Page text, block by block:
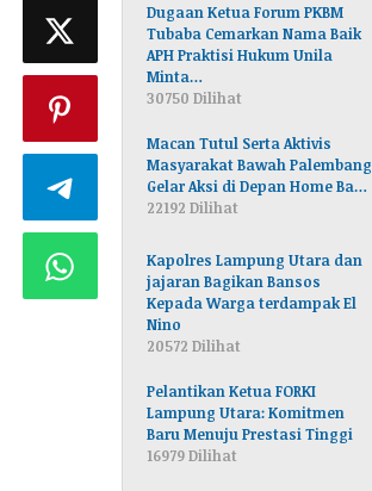
Dugaan Ketua Forum PKBM
Tubaba Cemarkan Nama Baik
APH Praktisi Hukum Unila
Minta…
30750 Dilihat
Macan Tutul Serta Aktivis
Masyarakat Bawah Palembang
Gelar Aksi di Depan Home Ba…
22192 Dilihat
Kapolres Lampung Utara dan
jajaran Bagikan Bansos
Kepada Warga terdampak El
Nino
20572 Dilihat
Pelantikan Ketua FORKI
Lampung Utara: Komitmen
Baru Menuju Prestasi Tinggi
16979 Dilihat